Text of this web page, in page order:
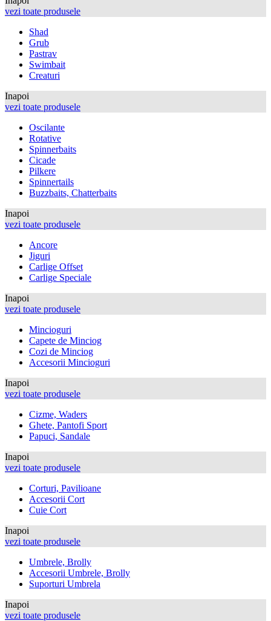
vezi toate produsele
Shad
Grub
Pastrav
Swimbait
Creaturi
Inapoi
vezi toate produsele
Oscilante
Rotative
Spinnerbaits
Cicade
Pilkere
Spinnertails
Buzzbaits, Chatterbaits
Inapoi
vezi toate produsele
Ancore
Jiguri
Carlige Offset
Carlige Speciale
Inapoi
vezi toate produsele
Mincioguri
Capete de Minciog
Cozi de Minciog
Accesorii Mincioguri
Inapoi
vezi toate produsele
Cizme, Waders
Ghete, Pantofi Sport
Papuci, Sandale
Inapoi
vezi toate produsele
Corturi, Pavilioane
Accesorii Cort
Cuie Cort
Inapoi
vezi toate produsele
Umbrele, Brolly
Accesorii Umbrele, Brolly
Suporturi Umbrela
Inapoi
vezi toate produsele